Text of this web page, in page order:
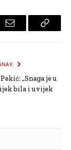
Email
Copy
„Snaga je u
bila i uvijek